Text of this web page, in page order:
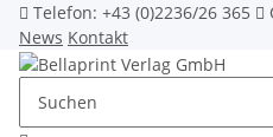
Telefon: +43 (0)2236/26 365
News Kontakt